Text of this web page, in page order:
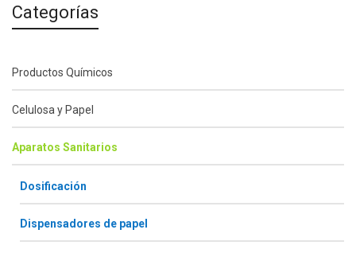
Categorías
Productos Químicos
Celulosa y Papel
Aparatos Sanitarios
Dosificación
Dispensadores de papel